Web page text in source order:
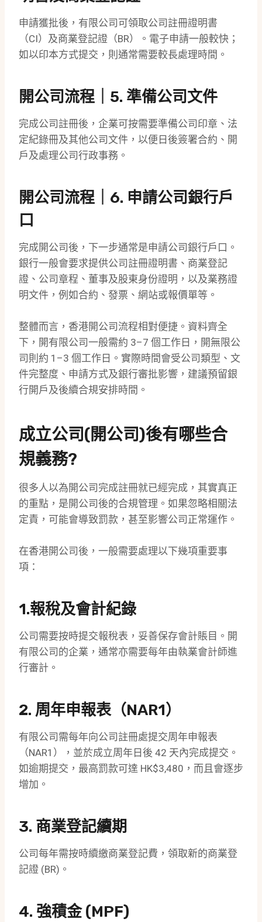
申請獲批後，有限公司可領取公司註冊證明書
（CI）及商業登記證（BR）。電子申請一般較快；
如以印本方式提交，則通常需要較長處理時間。
開公司流程｜5. 準備公司文件
完成公司註冊後，企業可按需要準備公司印章、法
定紀錄冊及其他公司文件，以便日後簽署合約、開
戶及處理公司行政事務。
開公司流程｜6. 申請公司銀行戶
口
完成開公司後，下一步通常是申請公司銀行戶口。
銀行一般會要求提供公司註冊證明書、商業登記
證、公司章程、董事及股東身份證明，以及業務證
明文件，例如合約、發票、網站或報價單等。
整體而言，香港開公司流程相對便捷。資料齊全
下，開有限公司一般需約 3–7 個工作日，開無限公
司則約 1–3 個工作日。實際時間會受公司類型、文
件完整度、申請方式及銀行審批影響，建議預留銀
行開戶及後續合規安排時間。
成立公司(開公司)後有哪些合
規義務?
很多人以為開公司完成註冊就已經完成，其實真正
的重點，是開公司後的合規管理。如果忽略相關法
定責，可能會導致罰款，甚至影響公司正常運作。
在香港開公司後，一般需要處理以下幾項重要事
項：
1.報稅及會計紀錄
公司需要按時提交報稅表，妥善保存會計賬目。開
有限公司的企業，通常亦需要每年由執業會計師進
行審計。
2. 周年申報表（NAR1）
有限公司需每年向公司註冊處提交周年申報表
（NAR1），並於成立周年日後 42 天內完成提交。
如逾期提交，最高罰款可達 HK$3,480，而且會逐步
增加。
3. 商業登記續期
公司每年需按時續繳商業登記費，領取新的商業登
記證 (BR)。
4. 強積金 (MPF)